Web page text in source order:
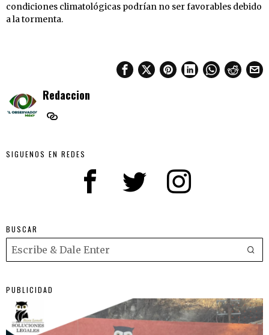
condiciones climatológicas podrían no ser favorables debido
a la tormenta.
Redaccion
SIGUENOS EN REDES
BUSCAR
PUBLICIDAD